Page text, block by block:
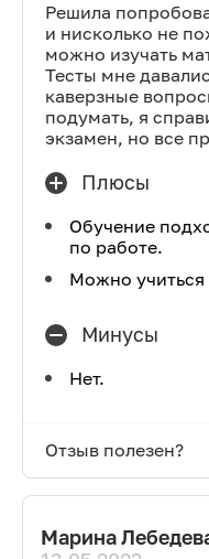
Решила
и нисколько не
можно изучать
Тесты мне
каверзные
подумать, я
экзамен, но все
Плюсы
Обучение
по работе.
Можно учиться
Минусы
Нет.
Отзыв полезен?
Марина